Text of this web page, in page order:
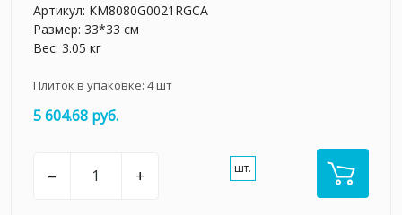
Артикул: KM8080G0021RGCA
Размер: 33*33 см
Вес: 3.05 кг
Плиток в упаковке: 4шт
5 604.68 руб.
– + шт.